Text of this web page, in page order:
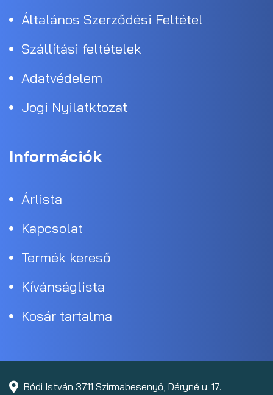
Általános Szerződési Feltétel
Szállítási feltételek
Adatvédelem
Jogi Nyilatktozat
Információk
Árlista
Kapcsolat
Termék kereső
Kívánságlista
Kosár tartalma
Bódi István 3711 Szirmabesenyő, Déryné u. 17.